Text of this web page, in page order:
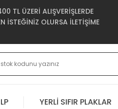
TL ÜZERİ ALIŞVERİŞLERDE
İSTEĞİNİZ OLURSA İLETİŞİME
YERLİ SIFIR PLAKLAR